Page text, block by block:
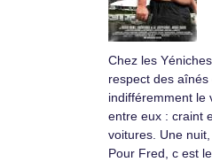
Chez les
respect des
indifféremment le
entre eux : craint
voitures. Une
Pour Fred, c est